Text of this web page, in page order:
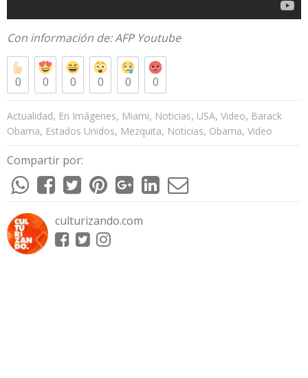
Con información de:AFP Youtube
0 0 0 0 0 0
Actualidad, En Imágenes, Miami, Noticias, USA, Video, Barack
Obama, Estados Unidos, Mezquita, Noticias, Obama, Video
Compartir por:
culturizando.com